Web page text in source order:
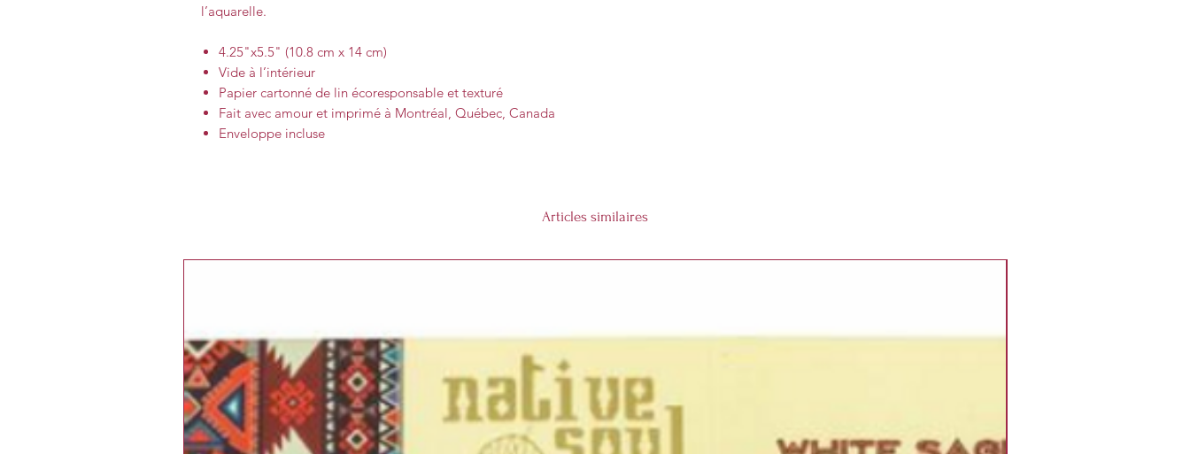
l’aquarelle.
4.25"x5.5" (10.8 cm x 14 cm)
Vide à l’intérieur
Papier cartonné de lin écoresponsable et texturé
Fait avec amour et imprimé à Montréal, Québec, Canada
Enveloppe incluse
Articles similaires